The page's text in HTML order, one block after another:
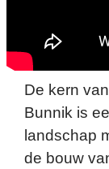
De kern
Bunnik is
landschap
de bouw